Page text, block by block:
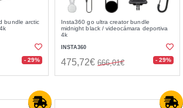
bundle arctic
- 29%
Insta360 go ultra creator bundle
midnight black / videocámara deportiva
4k
INSTA360
475,72€ 666,01€ - 29%